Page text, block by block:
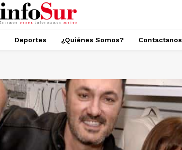
Deportes ¿Quiénes Somos? Contactanos